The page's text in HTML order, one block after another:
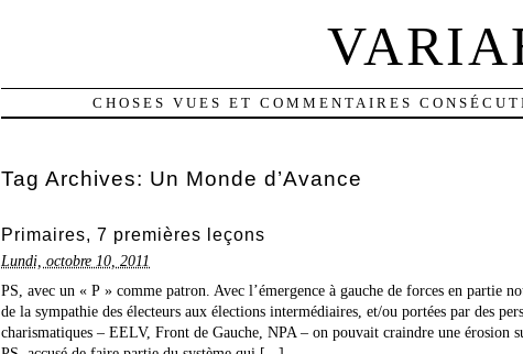
CHOSES VUES ET COMMENTAIRES
Tag Archives: Un Monde d’Avance
Primaires, 7 premières leçons
Lundi, octobre 10, 2011
PS, avec un « P » comme patron. Avec l’émergence à gauche de forces en partie
de la sympathie des électeurs aux élections intermédiaires, et/ou portées par des
charismatiques – EELV, Front de Gauche, NPA – on pouvait craindre une érosion